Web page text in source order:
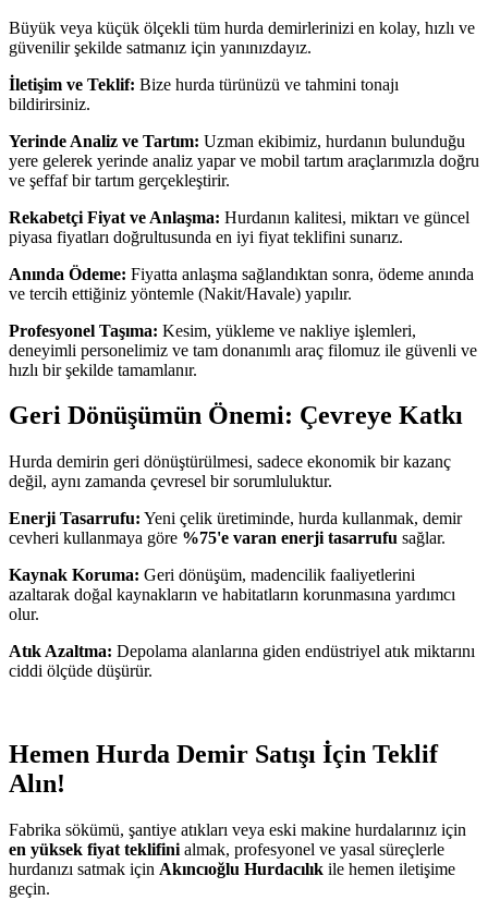
Büyük veya küçük ölçekli tüm hurda demirlerinizi en kolay, hızlı ve
güvenilir şekilde satmanız için yanınızdayız.
İletişim ve Teklif: Bize hurda türünüzü ve tahmini tonajı
bildirirsiniz.
Yerinde Analiz ve Tartım: Uzman ekibimiz, hurdanın bulunduğu
yere gelerek yerinde analiz yapar ve mobil tartım araçlarımızla doğru
ve şeffaf bir tartım gerçekleştirir.
Rekabetçi Fiyat ve Anlaşma: Hurdanın kalitesi, miktarı ve güncel
piyasa fiyatları doğrultusunda en iyi fiyat teklifini sunarız.
Anında Ödeme: Fiyatta anlaşma sağlandıktan sonra, ödeme anında
ve tercih ettiğiniz yöntemle (Nakit/Havale) yapılır.
Profesyonel Taşıma: Kesim, yükleme ve nakliye işlemleri,
deneyimli personelimiz ve tam donanımlı araç filomuz ile güvenli ve
hızlı bir şekilde tamamlanır.
Geri Dönüşümün Önemi: Çevreye Katkı
Hurda demirin geri dönüştürülmesi, sadece ekonomik bir kazanç
değil, aynı zamanda çevresel bir sorumluluktur.
Enerji Tasarrufu: Yeni çelik üretiminde, hurda kullanmak, demir
cevheri kullanmaya göre %75'e varan enerji tasarrufu sağlar.
Kaynak Koruma: Geri dönüşüm, madencilik faaliyetlerini
azaltarak doğal kaynakların ve habitatların korunmasına yardımcı
olur.
Atık Azaltma: Depolama alanlarına giden endüstriyel atık miktarını
ciddi ölçüde düşürür.
Hemen Hurda Demir Satışı İçin Teklif
Alın!
Fabrika sökümü, şantiye atıkları veya eski makine hurdalarınız için
en yüksek fiyat teklifini almak, profesyonel ve yasal süreçlerle
hurdanızı satmak için Akıncıoğlu Hurdacılık ile hemen iletişime
geçin.